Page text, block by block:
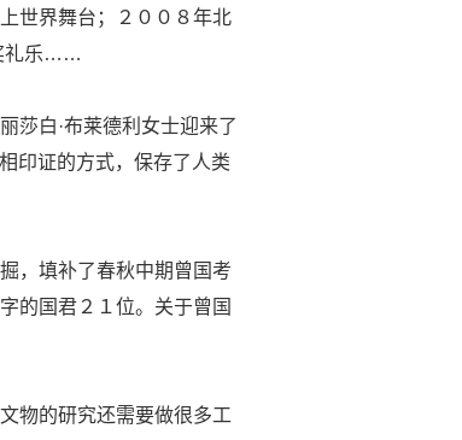
世界舞台；２００８年北
礼乐……
莎白·布莱德利女士迎来了
印证的方式，保存了人类
，填补了春秋中期曾国考
的国君２１位。关于曾国
物的研究还需要做很多工